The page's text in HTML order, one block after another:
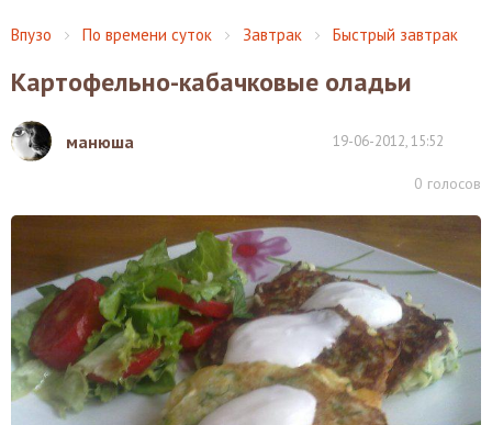
Впузо По времени суток Завтрак Быстрый завтрак
Картофельно-кабачковые оладьи
манюша 19-06-2012, 15:52
0 голосов